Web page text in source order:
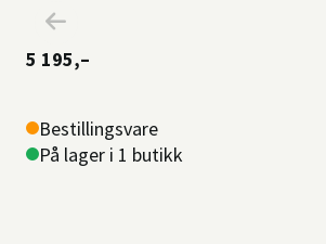
5 195,–
Bestillingsvare
På lager i 1 butikk